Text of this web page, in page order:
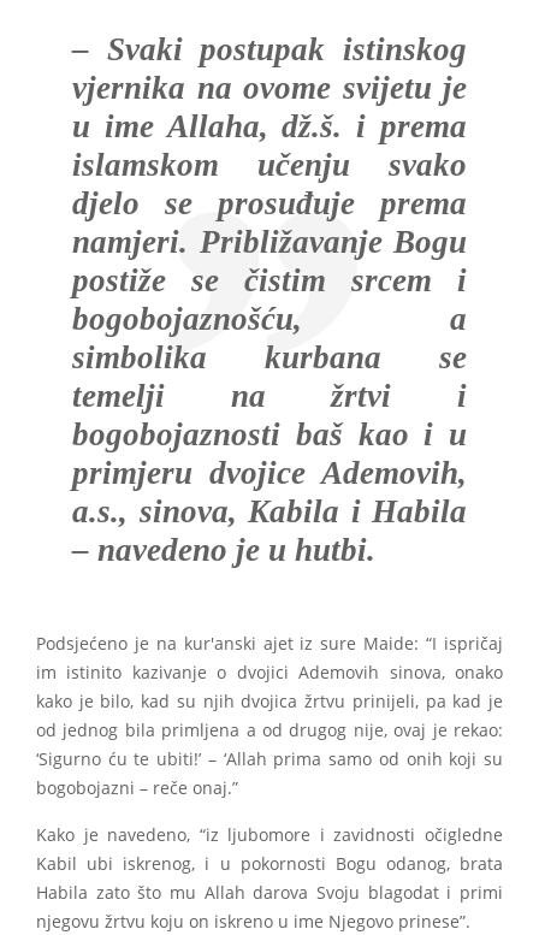
– Svaki postupak istinskog
vjernika na ovome svijetu je
u ime Allaha, dž.š. i prema
islamskom učenju svako
djelo se prosuđuje prema
namjeri. Približavanje Bogu
postiže se čistim srcem i
bogobojaznošću, a
simbolika kurbana se
temelji na žrtvi i
bogobojaznosti baš kao i u
primjeru dvojice Ademovih,
a.s., sinova, Kabila i Habila
– navedeno je u hutbi.
Podsjećeno je na kur'anski ajet iz sure Maide: “I ispričaj
im istinito kazivanje o dvojici Ademovih sinova, onako
kako je bilo, kad su njih dvojica žrtvu prinijeli, pa kad je
od jednog bila primljena a od drugog nije, ovaj je rekao:
‘Sigurno ću te ubiti!’ – ‘Allah prima samo od onih koji su
bogobojazni – reče onaj.”
Kako je navedeno, “iz ljubomore i zavidnosti očigledne
Kabil ubi iskrenog, i u pokornosti Bogu odanog, brata
Habila zato što mu Allah darova Svoju blagodat i primi
njegovu žrtvu koju on iskreno u ime Njegovo prinese”.